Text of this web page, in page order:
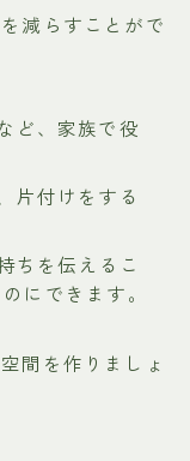
減らすことがで
ど、家族で役
片付けをする
ちを伝えるこ
にできます。
間を作りましょ